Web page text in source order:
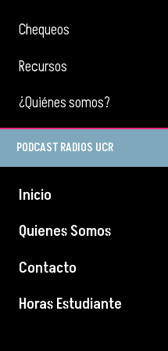
Chequeos
Recursos
¿Quiénes somos?
PODCAST RADIOS UCR
Inicio
Quienes Somos
Contacto
Horas Estudiante